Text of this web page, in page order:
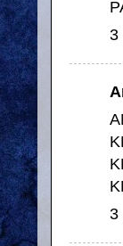
3
3